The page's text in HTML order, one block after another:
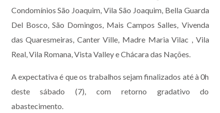
Condomínios São Joaquim, Vila São Joaquim, Bella Guarda
Del Bosco, São Domingos, Mais Campos Salles, Vivenda
das Quaresmeiras, Canter Ville, Madre Maria Vilac , Vila
Real, Vila Romana, Vista Valley e Chácara das Nações.
A expectativa é que os trabalhos sejam finalizados até à 0h
deste sábado (7), com retorno gradativo do
abastecimento.